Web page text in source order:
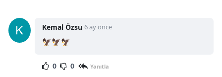
Kemal Özsu 6 ay önce
🦅🦅🦅
0 0 Yanıtla